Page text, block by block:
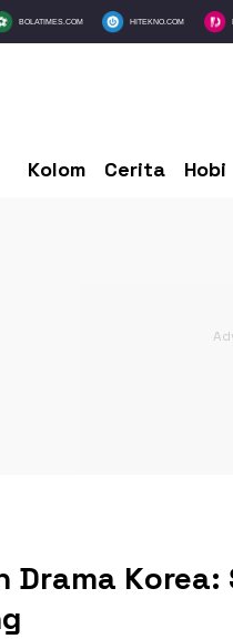
BOLATIMES.COM HITEKNO.COM
Kolom Cerita Hobi
Drama